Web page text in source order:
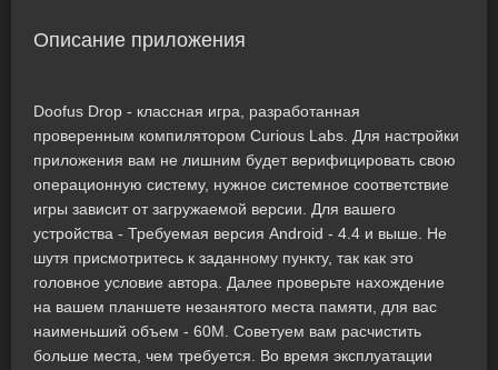
Описание приложения
Doofus Drop - классная игра, разработанная
проверенным компилятором Curious Labs. Для настройки
приложения вам не лишним будет верифицировать свою
операционную систему, нужное системное соответствие
игры зависит от загружаемой версии. Для вашего
устройства - Требуемая версия Android - 4.4 и выше. Не
шутя присмотритесь к заданному пункту, так как это
головное условие автора. Далее проверьте нахождение
на вашем планшете незанятого места памяти, для вас
наименьший объем - 60M. Советуем вам расчистить
больше места, чем требуется. Во время эксплуатации